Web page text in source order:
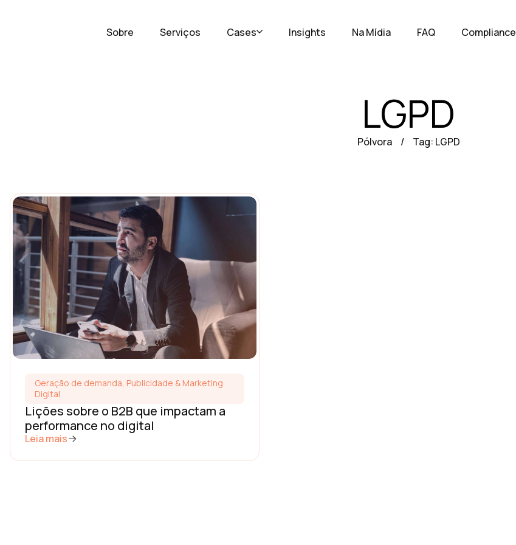
Sobre Serviços Cases Insights Na Mídia FAQ Compliance
LGPD
Pólvora Tag: LGPD
Geração de demanda, Publicidade & Marketing
Digital
Lições sobre o B2B que impactam a
performance no digital
Leia mais